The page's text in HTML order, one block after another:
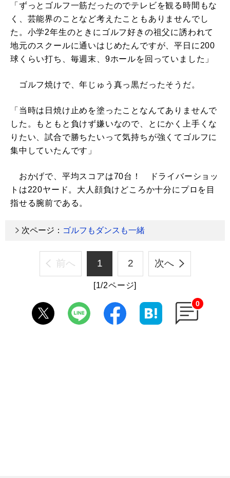
「ずっとゴルフ一筋だったのでテレビを観る時間もな
く、芸能界のことなど考えたこともありませんでし
た。小学2年生のときにゴルフ好きの祖父に誘われて
地元のスクールに通いはじめたんですが、平日に200
球くらい打ち、毎週末、9ホールを回っていました」
ゴルフ焼けで、年じゅう真っ黒だったそうだ。
「当時は日焼け止めを塗ったことなんてありませんで
した。もともと負けず嫌いなので、とにかく上手くな
りたい、試合で勝ちたいって気持ちが強くてゴルフに
集中していたんです」
おかげで、平均スコアは70台！ ドライバーショッ
トは220ヤード。大人顔負けどころか十分にプロを目
指せる腕前である。
次ページ： ゴルフもダンスも一緒
前へ 1 2 次へ
[1/2ページ]
0